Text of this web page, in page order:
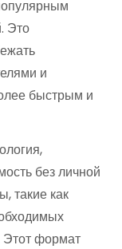
Это
и
быстрым и
без личной
такие как
Этот формат